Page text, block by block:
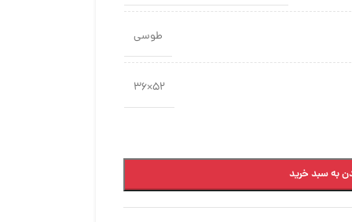
طوسی
52×36
به سبد خرید